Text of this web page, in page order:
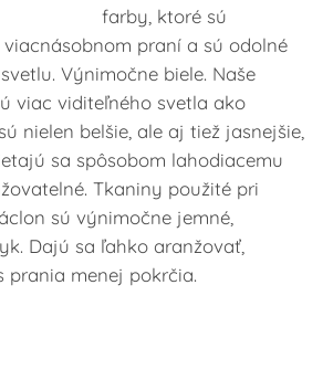
farby, ktoré sú
praní a sú odolné
Výnimočne biele. Naše
viac viditeľného svetla ako
nielen belšie, ale aj tiež jasnejšie,
sa spôsobom lahodiacemu
Tkaniny použité pri
sú výnimočne jemné,
Dajú sa ľahko aranžovať,
prania menej pokrčia.